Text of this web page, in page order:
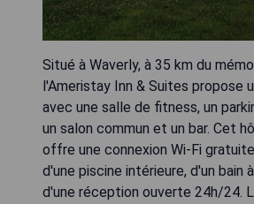
Situé à Waverly, à 35 km du
l'Ameristay Inn & Suites propose
avec une salle de fitness, un
un salon commun et un bar. Cet
offre une connexion Wi-Fi
d'une piscine intérieure, d'un bain
d'une réception ouverte 24h/24.